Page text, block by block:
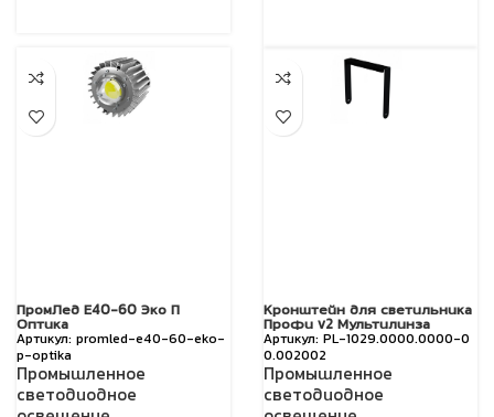
ПромЛед Е40-60 Эко П
Оптика
promled-e40-60-eko-
p-optika
Промышленное
светодиодное
Кронштейн для светильника
Профи v2 Мультилинза
PL-1029.0000.0000-0
0.002002
Промышленное
светодиодное